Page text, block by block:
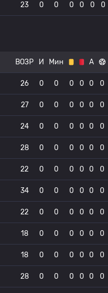
23 0 0 0 0 0 0
ВОЗР И Мин А
26 0 0 0 0 0 0
27 0 0 0 0 0 0
24 0 0 0 0 0 0
28 0 0 0 0 0 0
22 0 0 0 0 0 0
34 0 0 0 0 0 0
22 0 0 0 0 0 0
18 0 0 0 0 0 0
18 0 0 0 0 0 0
28 0 0 0 0 0 0